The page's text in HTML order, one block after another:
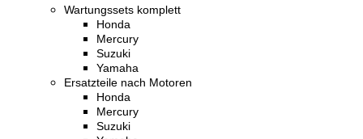
Wartungssets komplett
Honda
Mercury
Suzuki
Yamaha
Ersatzteile nach Motoren
Honda
Mercury
Suzuki